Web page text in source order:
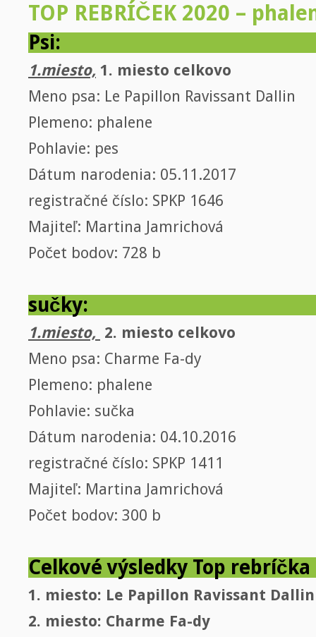
TOP REBRÍČEK 2020 –
Psi:
1.miesto, 1. miesto celkovo
Meno psa: Le Papillon Ravissant Dallin
Plemeno: phalene
Pohlavie: pes
Dátum narodenia: 05.11.2017
registračné číslo: SPKP 1646
Majiteľ: Martina Jamrichová
Počet bodov: 728 b
sučky:
1.miesto, 2. miesto celkovo
Meno psa: Charme Fa-dy
Plemeno: phalene
Pohlavie: sučka
Dátum narodenia: 04.10.2016
registračné číslo: SPKP 1411
Majiteľ: Martina Jamrichová
Počet bodov: 300 b
Celkové výsledky Top
1. miesto: Le Papillon Ravissant Dallin
2. miesto: Charme Fa-dy